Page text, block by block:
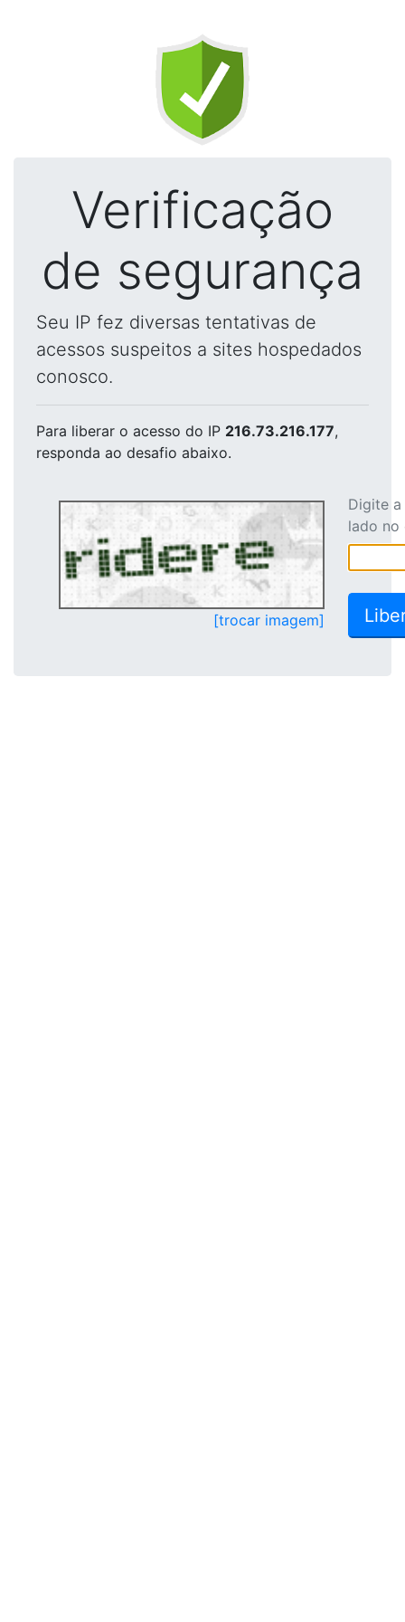
Verificação
de segurança
Seu IP fez diversas tentativas de
acessos suspeitos a sites hospedados
conosco.
Para liberar o acesso do IP 216.73.216.177,
responda ao desafio abaixo.
[trocar imagem]
Digite
lado no